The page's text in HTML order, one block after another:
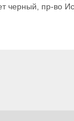
черный, пр-во